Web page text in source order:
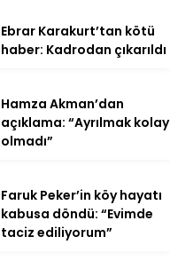
Ebrar Karakurt’tan kötü
haber: Kadrodan çıkarıldı
Hamza Akman’dan
açıklama: “Ayrılmak kolay
olmadı”
Faruk Peker’in köy hayatı
kabusa döndü: “Evimde
taciz ediliyorum”